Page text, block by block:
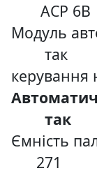
ACP 6B
Модуль
так
керування
так
271